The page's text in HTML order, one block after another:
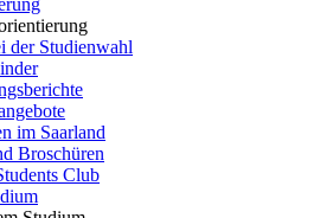
der Studienwahl
im Saarland
Broschüren
Club